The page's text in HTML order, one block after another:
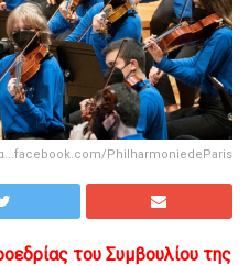
PhilharmoniedeParis
του Συμβουλίου της